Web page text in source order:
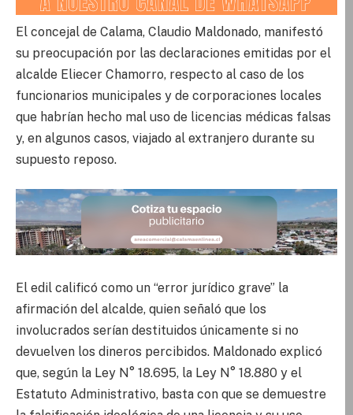
El concejal de Calama, Claudio Maldonado, manifestó
su preocupación por las declaraciones emitidas por el
alcalde Eliecer Chamorro, respecto al caso de los
funcionarios municipales y de corporaciones locales
que habrían hecho mal uso de licencias médicas falsas
y, en algunos casos, viajado al extranjero durante su
supuesto reposo.
El edil calificó como un “error jurídico grave” la
afirmación del alcalde, quien señaló que los
involucrados serían destituidos únicamente si no
devuelven los dineros percibidos. Maldonado explicó
que, según la Ley N° 18.695, la Ley N° 18.880 y el
Estatuto Administrativo, basta con que se demuestre